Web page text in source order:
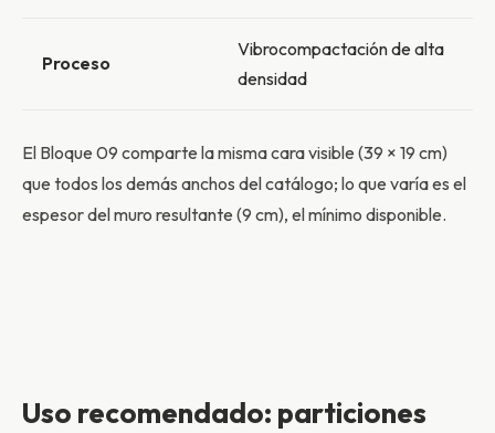
Proceso
Vibrocompactación de alta
densidad
El Bloque 09 comparte la misma cara visible (39 × 19 cm)
que todos los demás anchos del catálogo; lo que varía es el
espesor del muro resultante (9 cm), el mínimo disponible.
Uso recomendado: particiones